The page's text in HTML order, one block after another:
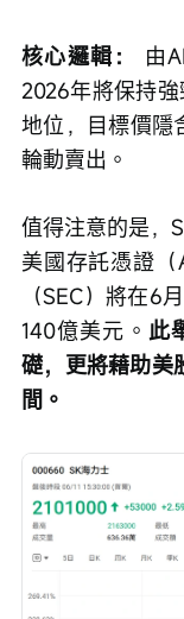
核心邏輯：
由
2026年將保持
地位，目標價隱
輪動賣出。
值得注意的是，
美國存託憑證
（SEC）將在6
140億美元。 此
礎，更將藉助美
間。